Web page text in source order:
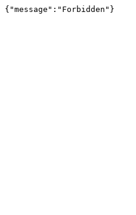
{"message":"Forbidden"}